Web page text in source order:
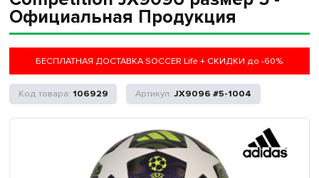
Официальная Продукция
БЕСПЛАТНАЯ ДОСТАВКА SOCCER Life + СКИДКИ до -60%
106929 JX9096 #5-1004